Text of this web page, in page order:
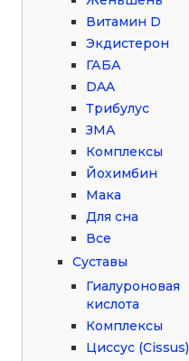
Витамин D
Экдистерон
ГАБА
DAA
Трибулус
ЗМА
Комплексы
Йохимбин
Мака
Для сна
Все
Суставы
Гиалуроновая
кислота
Комплексы
Циссус (Cissus)